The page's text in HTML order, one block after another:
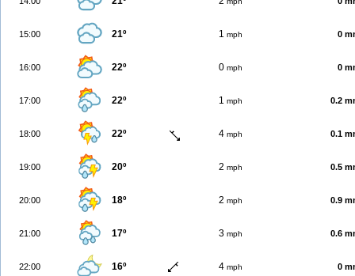
15:00 21º 1 mph 0
16:00 22º 0 mph 0
17:00 22º 1 mph 0.2
18:00 22º 4 mph 0.1
19:00 20º 2 mph 0.5
20:00 18º 2 mph 0.9
21:00 17º 3 mph 0.6
22:00 16º 4 mph 0